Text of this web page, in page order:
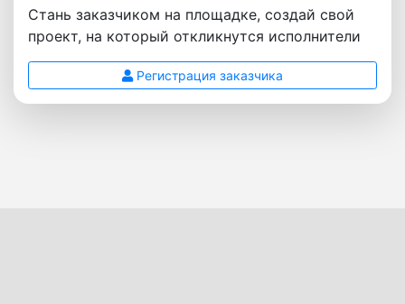
Стань заказчиком на площадке, создай свой
проект, на который откликнутся исполнители
Регистрация заказчика